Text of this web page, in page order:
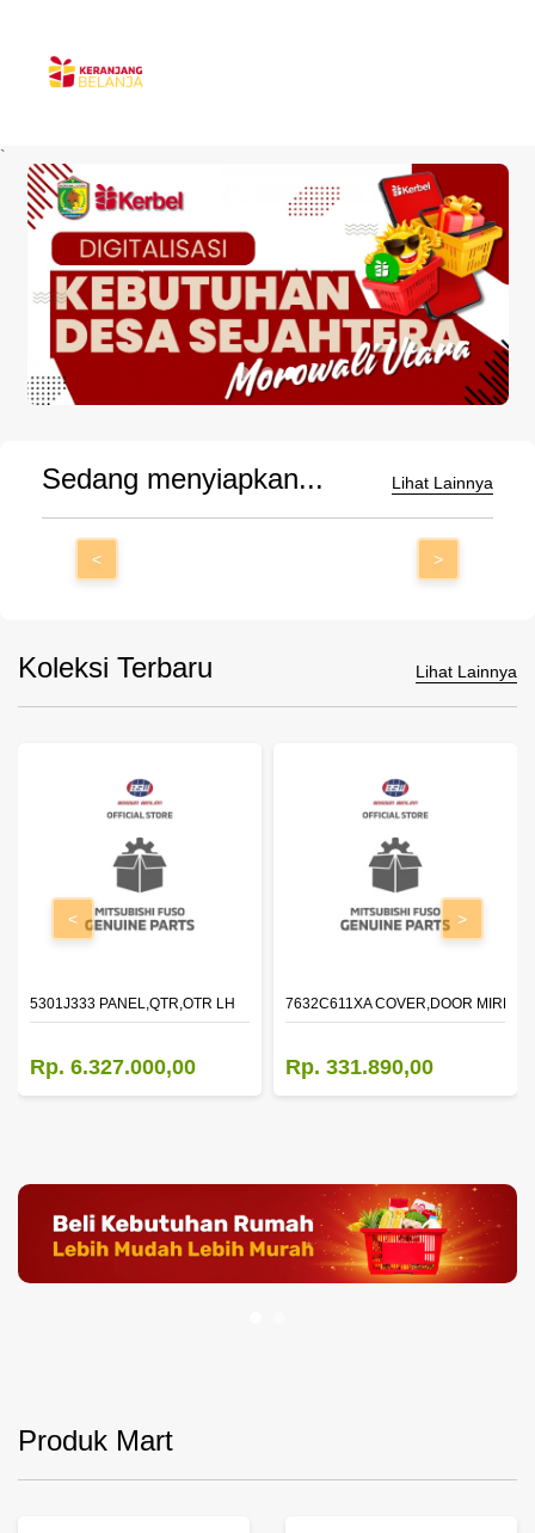
`
Sedang menyiapkan... Lihat Lainnya
< >
Koleksi Terbaru Lihat Lainnya
5301J333 PANEL,QTR,OTR LH
Rp. 6.327.000,00
7632C611XA COVER,DOOR
Rp. 331.890,00
< >
Produk Mart